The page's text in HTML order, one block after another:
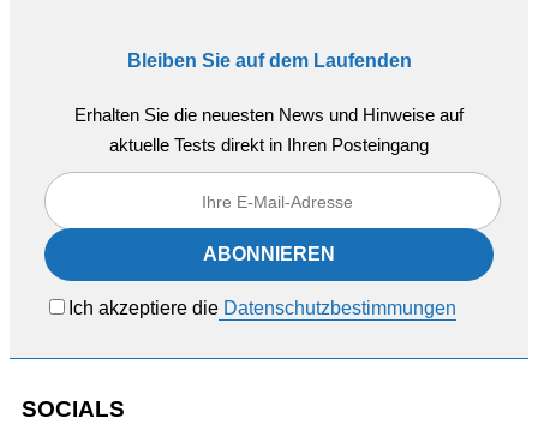
Bleiben Sie auf dem Laufenden
Erhalten Sie die neuesten News und Hinweise auf
aktuelle Tests direkt in Ihren Posteingang
Ich akzeptiere die Datenschutzbestimmungen
SOCIALS